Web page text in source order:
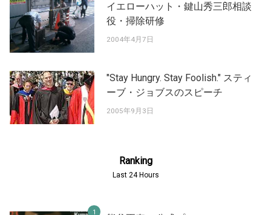
イエローハット・鍵山秀三郎相談
役・掃除研修
2004年4月7日
"Stay Hungry. Stay Foolish." スティ
ーブ・ジョブスのスピーチ
2005年9月3日
Ranking
Last 24 Hours